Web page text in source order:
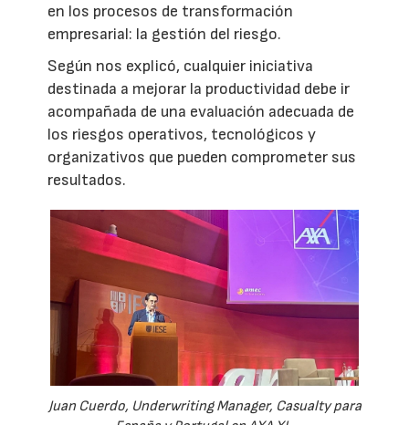
en los procesos de transformación
empresarial: la gestión del riesgo.
Según nos explicó, cualquier iniciativa
destinada a mejorar la productividad debe ir
acompañada de una evaluación adecuada de
los riesgos operativos, tecnológicos y
organizativos que pueden comprometer sus
resultados.
Juan Cuerdo, Underwriting Manager, Casualty para